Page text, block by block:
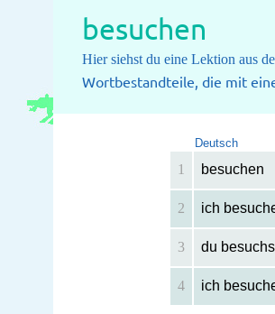
besuchen
Hier siehst du eine Lektion aus
Wortbestandteile, die mit
Deutsch
1 besuchen
2 ich
3 du
4 ich